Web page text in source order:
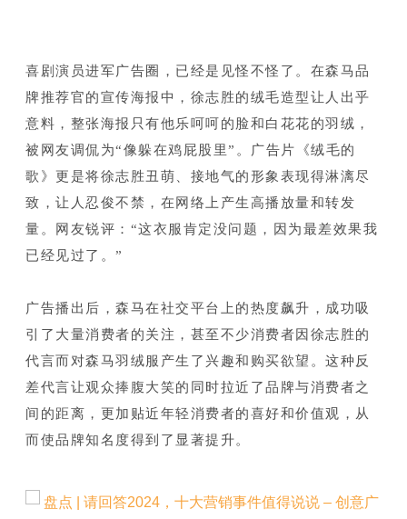
喜剧演员进军广告圈，已经是见怪不怪了。 在森马品
牌推荐官的宣传海报中，徐志胜的绒毛造型让人出乎
意料，整张海报只有他乐呵呵的脸和白花花的羽绒，
被网友调侃为“像躲在鸡屁股里”。
广告片《绒毛的
歌》更是将徐志胜丑萌、接地气的形象表现得淋漓尽
致，让人忍俊不禁，在网络上产生高播放量和转发
量。
网友锐评： “这衣服肯定没问题，因为最差效果我
已经见过了。 ”
广告播出后，森马在社交平台上的热度飙升，成功吸
引了大量消费者的关注，甚至不少消费者因徐志胜的
代言而对森马羽绒服产生了兴趣和购买欲望。这种反
差代言让观众捧腹大笑的同时拉近了品牌与消费者之
间的距离，更加贴近年轻消费者的喜好和价值观，从
而使品牌知名度得到了显著提升。